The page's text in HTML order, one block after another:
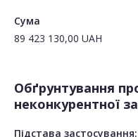
Сума
89 423 130,00 UAH
Обґрунтування
неконкурентної
Підстава застосування: